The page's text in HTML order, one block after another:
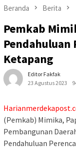
Beranda Berita
Pemkab
Pendahuluan
Ketapang
Editor Fakfak
23 Agustus 2023
(Pemkab) Mimika,
Pembangunan
Pendahuluan